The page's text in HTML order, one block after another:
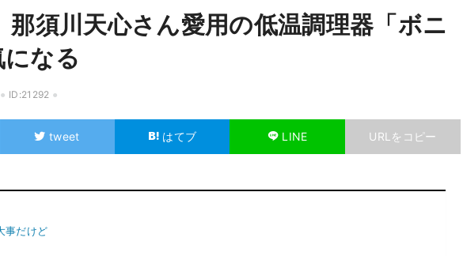
那須川天心さん愛用の低温調理器「ボニ
なる
ID:21292
tweet はてブ LINE URLをコピー
事だけど